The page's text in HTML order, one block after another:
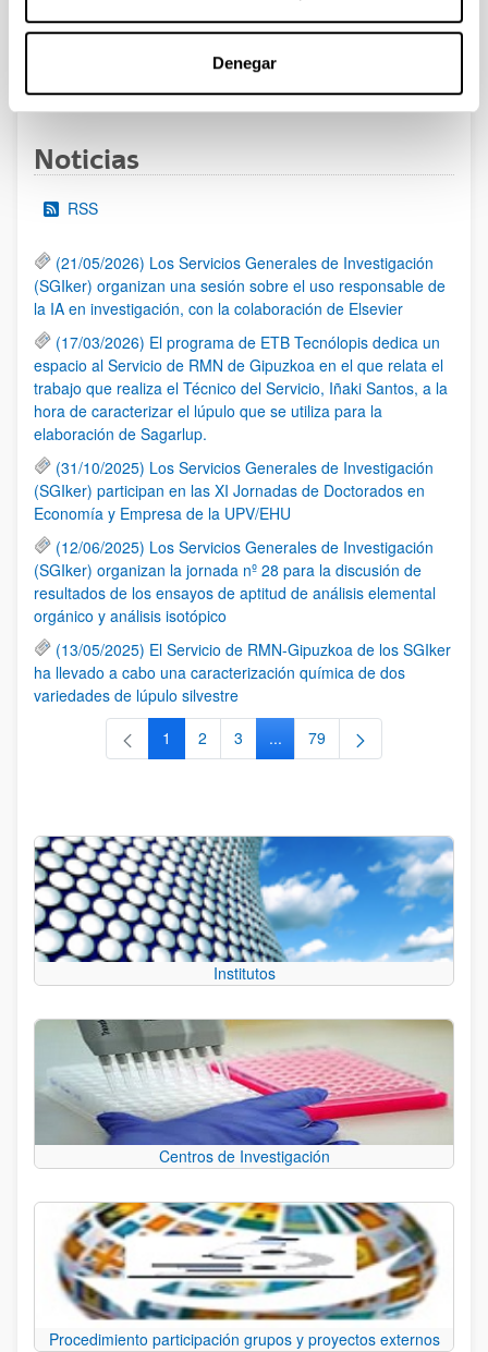
Denegar
Páginas intermedias Use TAB para desplazarse.
Páginas intermedias
Noticias
RSS
(21/05/2026) Los Servicios Generales de Investigación
(SGIker) organizan una sesión sobre el uso responsable de
la IA en investigación, con la colaboración de Elsevier
(17/03/2026) El programa de ETB Tecnólopis dedica un
espacio al Servicio de RMN de Gipuzkoa en el que relata el
trabajo que realiza el Técnico del Servicio, Iñaki Santos, a la
hora de caracterizar el lúpulo que se utiliza para la
elaboración de Sagarlup.
(31/10/2025) Los Servicios Generales de Investigación
(SGIker) participan en las XI Jornadas de Doctorados en
Economía y Empresa de la UPV/EHU
(12/06/2025) Los Servicios Generales de Investigación
(SGIker) organizan la jornada nº 28 para la discusión de
resultados de los ensayos de aptitud de análisis elemental
orgánico y análisis isotópico
(13/05/2025) El Servicio de RMN-Gipuzkoa de los SGIker
ha llevado a cabo una caracterización química de dos
variedades de lúpulo silvestre
Página
1 Página
2 Página
3 ...Páginas intermedias Use TAB
Página
79
Institutos
Centros de Investigación
Procedimiento participación grupos y proyectos externos